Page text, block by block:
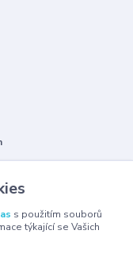
s použitím souborů
týkající se Vašich